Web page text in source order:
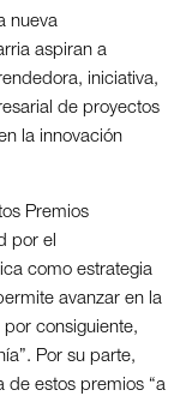
nueva
aspiran a
iniciativa,
de proyectos
la innovación
Premios
por el
como estrategia
avanzar en la
consiguiente,
Por su parte,
de estos premios “a